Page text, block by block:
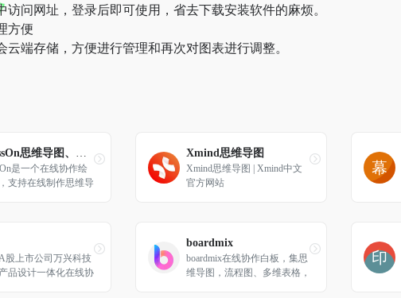
访问网址，登录后即可使用，省去下载安装软件的麻烦。
方便
云端存储，方便进行管理和再次对图表进行调整。
ProcessOn思维导图、流程图
是一个在线协作绘
支持在线制作思维导
和共享，提升团队工
Xmind思维导图
Xmind思维导图 | Xmind中文
官方网站
股上市公司万兴科技
品设计一体化在线协
boardmix
boardmix在线协作白板，集思
维导图，流程图、多维表格，